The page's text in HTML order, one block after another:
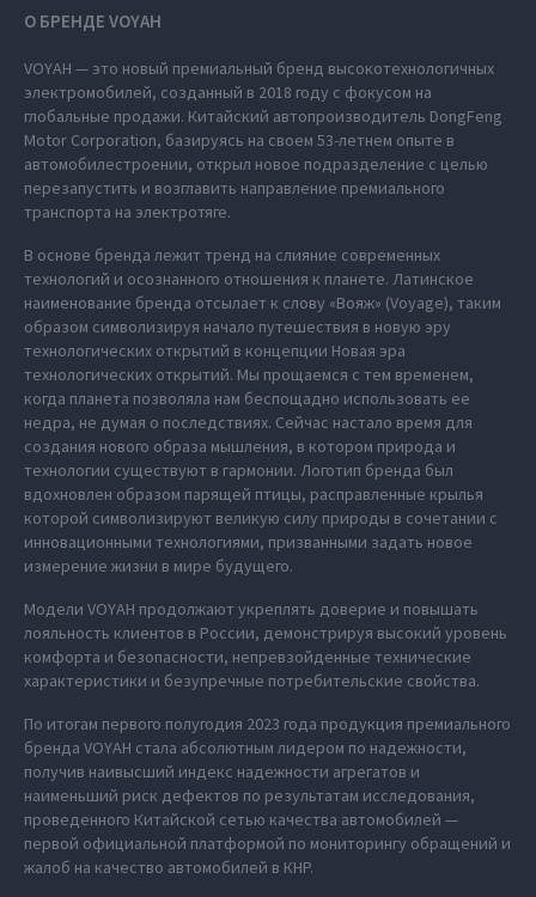
О БРЕНДЕ VOYAH
VOYAH — это новый премиальный бренд высокотехнологичных
электромобилей, созданный в 2018 году с фокусом на
глобальные продажи. Китайский автопроизводитель DongFeng
Motor Corporation, базируясь на своем 53-летнем опыте в
автомобилестроении, открыл новое подразделение с целью
перезапустить и возглавить направление премиального
транспорта на электротяге.
В основе бренда лежит тренд на слияние современных
технологий и осознанного отношения к планете. Латинское
наименование бренда отсылает к слову «Вояж» (Voyage), таким
образом символизируя начало путешествия в новую эру
технологических открытий в концепции Новая эра
технологических открытий. Мы прощаемся с тем временем,
когда планета позволяла нам беспощадно использовать ее
недра, не думая о последствиях. Сейчас настало время для
создания нового образа мышления, в котором природа и
технологии существуют в гармонии. Логотип бренда был
вдохновлен образом парящей птицы, расправленные крылья
которой символизируют великую силу природы в сочетании с
инновационными технологиями, призванными задать новое
измерение жизни в мире будущего.
Модели VOYAH продолжают укреплять доверие и повышать
лояльность клиентов в России, демонстрируя высокий уровень
комфорта и безопасности, непревзойденные технические
характеристики и безупречные потребительские свойства.
По итогам первого полугодия 2023 года продукция премиального
бренда VOYAH стала абсолютным лидером по надежности,
получив наивысший индекс надежности агрегатов и
наименьший риск дефектов по результатам исследования,
проведенного Китайской сетью качества автомобилей —
первой официальной платформой по мониторингу обращений и
жалоб на качество автомобилей в КНР.